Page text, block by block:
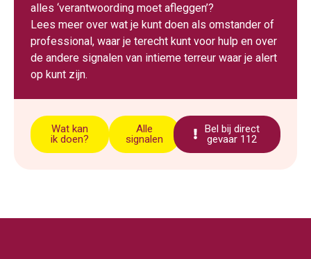
alles ‘verantwoording moet afleggen’?
Lees meer over wat je kunt doen als omstander of
professional, waar je terecht kunt voor hulp en over
de andere signalen van intieme terreur waar je alert
op kunt zijn.
Wat kan
ik doen?
Alle
signalen
Bel bij direct
gevaar 112